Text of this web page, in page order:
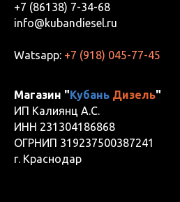
+7 (86138) 7-34-68
info@kubandiesel.ru
Watsapp: +7 (918) 045-77-45
Магазин "Кубань Дизель"
ИП Калиянц А.С.
ИНН 231304186868
ОГРНИП 319237500387241
г. Краснодар